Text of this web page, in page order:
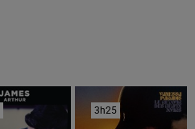
3h25
3h25